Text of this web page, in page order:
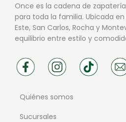
Once es la cadena de
para toda la familia. Ubicada
Este, San Carlos, Rocha y
equilibrio entre estilo y
Quiénes somos
Sucursales